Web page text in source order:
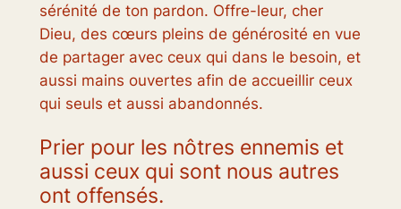
sérénité de ton pardon. Offre-leur, cher
Dieu, des cœurs pleins de générosité en vue
de partager avec ceux qui dans le besoin, et
aussi mains ouvertes afin de accueillir ceux
qui seuls et aussi abandonnés.
Prier pour les nôtres ennemis et
aussi ceux qui sont nous autres
ont offensés.